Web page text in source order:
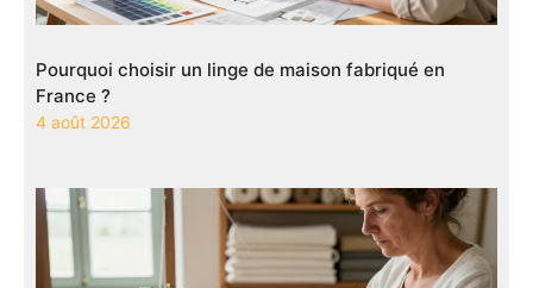
Pourquoi choisir un linge de maison fabriqué en
France ?
4 août 2026